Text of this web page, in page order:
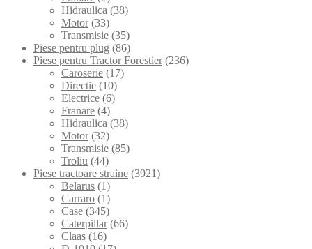
Hidraulica (38)
Motor (33)
Transmisie (35)
Piese pentru plug (86)
Piese pentru Tractor Forestier (236)
Caroserie (17)
Directie (10)
Electrice (6)
Franare (4)
Hidraulica (38)
Motor (32)
Transmisie (85)
Troliu (44)
Piese tractoare straine (3921)
Belarus (1)
Carraro (1)
Case (345)
Caterpillar (66)
Claas (16)